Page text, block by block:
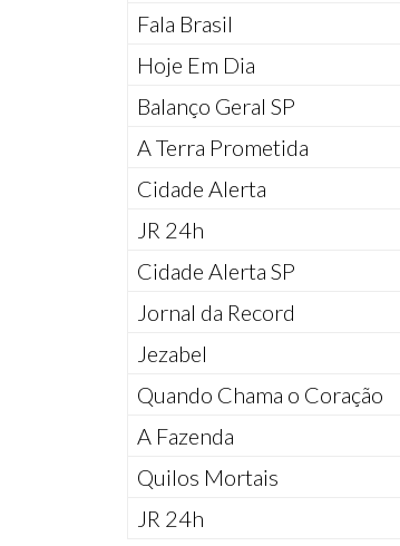
Fala Brasil
Hoje Em Dia
Balanço Geral SP
A Terra Prometida
Cidade Alerta
JR 24h
Cidade Alerta SP
Jornal da Record
Jezabel
Quando Chama o Coração
A Fazenda
Quilos Mortais
JR 24h